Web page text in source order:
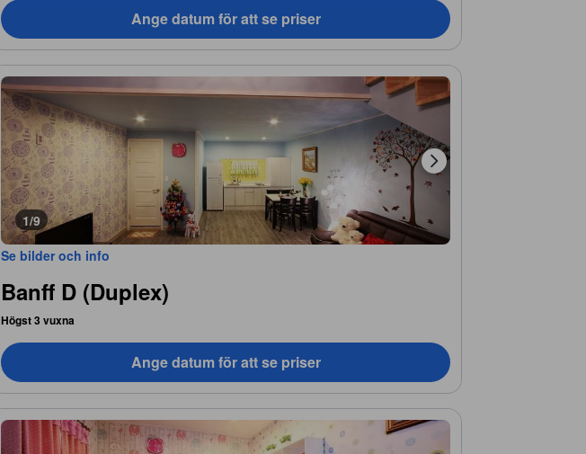
Ange datum för att se priser
1/9
Se bilder och info
Banff D (Duplex)
Högst 3 vuxna
Ange datum för att se priser